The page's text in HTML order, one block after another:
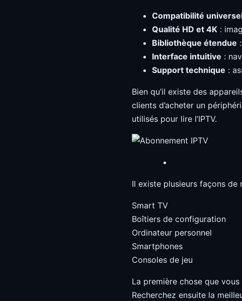
Compatibilité
Qualité HD et 4K :
Bibliothèque étendue
Interface intuitive :
Support technique :
Bien qu’il existe des
clients d’acheter un
utilisés pour lire l’IPTV.
Il existe plusieurs façons de
Smart TV
Boîtiers de configuration
Ordinateur personnel
Smartphones
Consoles de jeu
La première chose que
Recherchez ensuite la